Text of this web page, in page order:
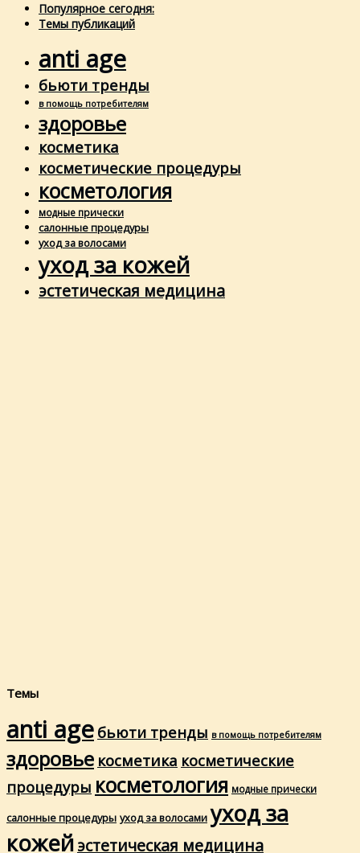
Популярное сегодня:
Темы публикаций
anti age
бьюти тренды
в помощь потребителям
здоровье
косметика
косметические процедуры
косметология
модные прически
салонные процедуры
уход за волосами
уход за кожей
эстетическая медицина
Темы
anti age бьюти тренды в помощь потребителям
здоровье косметика косметические
процедуры косметология модные прически
салонные процедуры уход за волосами уход за
кожейэстетическая медицина